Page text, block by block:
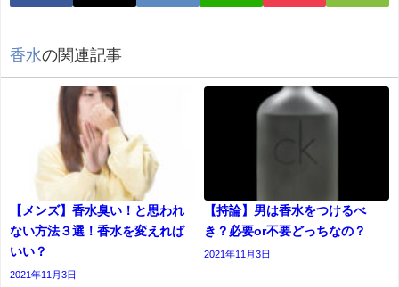
香水の関連記事
【メンズ】香水臭い！と思われ
ない方法３選！香水を変えれば
いい？
2021年11月3日
【持論】男は香水をつけるべ
き？必要or不要どっちなの？
2021年11月3日